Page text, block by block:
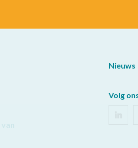
Nieuws
Volg